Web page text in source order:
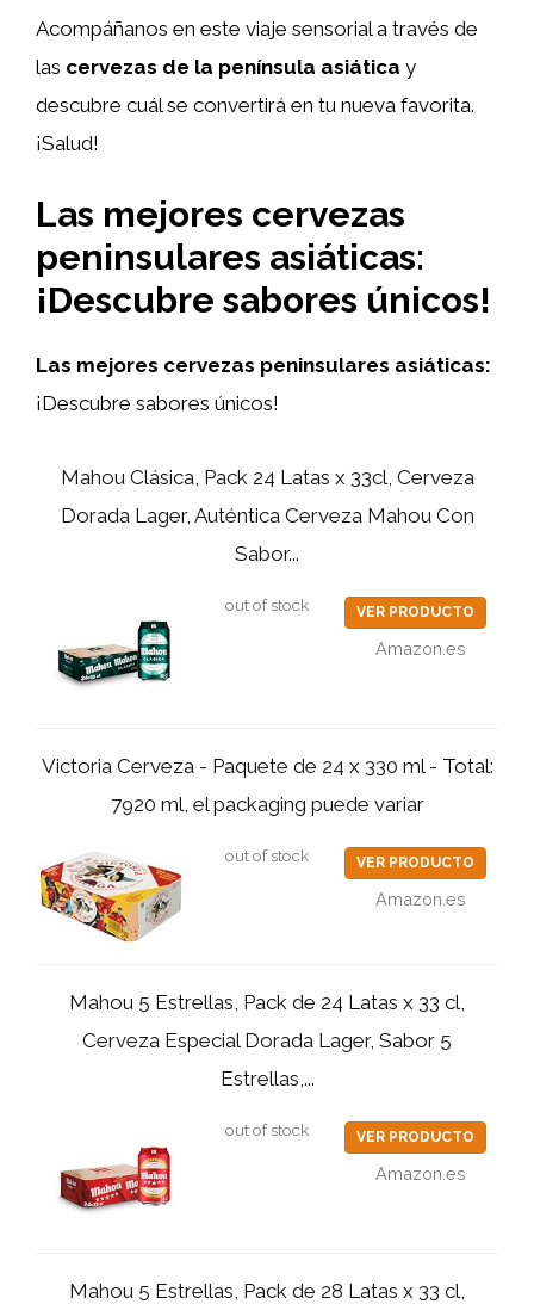
Acompáñanos en este viaje sensorial a través de
las cervezas de la península asiática y
descubre cuál se convertirá en tu nueva favorita.
¡Salud!
Las mejores cervezas
peninsulares asiáticas:
¡Descubre sabores únicos!
Las mejores cervezas peninsulares asiáticas:
¡Descubre sabores únicos!
Mahou Clásica, Pack 24 Latas x 33cl, Cerveza
Dorada Lager, Auténtica Cerveza Mahou Con
Sabor...
out of stock VER PRODUCTO
Amazon.es
Victoria Cerveza - Paquete de 24 x 330 ml - Total:
7920 ml, el packaging puede variar
out of stock VER PRODUCTO
Amazon.es
Mahou 5 Estrellas, Pack de 24 Latas x 33 cl,
Cerveza Especial Dorada Lager, Sabor 5
Estrellas,...
out of stock VER PRODUCTO
Amazon.es
Mahou 5 Estrellas, Pack de 28 Latas x 33 cl,